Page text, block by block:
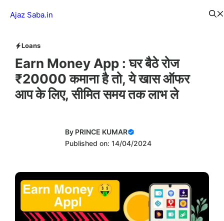
Ajaz Saba.in
Loans
Earn Money App : घर बैठे रोज
₹20000 कमाना है तो, ये खास ऑफर
आप के लिए, सीमित समय तक लाभ ले
By PRINCE KUMAR
Published on: 14/04/2024